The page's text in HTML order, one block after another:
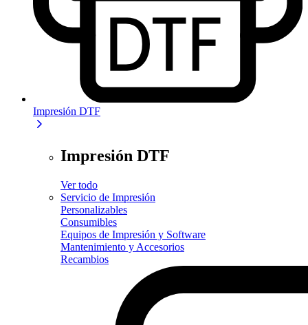
Impresión DTF
Impresión DTF
Ver todo
Servicio de Impresión
Personalizables
Consumibles
Equipos de Impresión y Software
Mantenimiento y Accesorios
Recambios